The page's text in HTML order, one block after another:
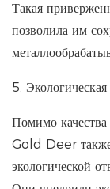
Такая
позволила им
5.
Помимо
Gold Deer также
экологической